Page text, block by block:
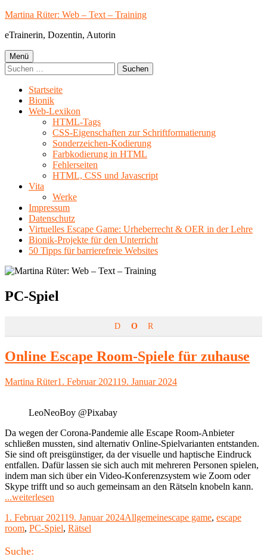
Springe
Inhalt
Martina Rüter: Web – Text – Training
eTrainerin, Dozentin, Autorin
Primäres
Menü
Menü
Suchen
nach:
Startseite
Bionik
Web-Lexikon
HTML-Tags
CSS-Eigenschaften zur Schriftformatierung
Sonderzeichen-Kodierung
Farbkodierung in HTML
Fehlerseiten
HTML, CSS und Javascript
Vita
Werke
Impressum
Datenschutz
Virtuelles Escape Game: Urheberrecht & OER in der Lehre
Bionik-Projekte für den Unterricht
50 Tipps für barrierefreie Websites
Schlagwort:
PC-Spiel
D O R
Online Escape Room-Spiele für zuhause
Autor
Martina RüterVeröffentlicht
1. Februar 202119. Januar 2024
LeoNeoBoy @Pixabay
Da wegen der Corona-Pandemie alle Escape Room-Anbieter
schließen mussten, sind alternativ Online-Spielvarianten entstanden.
Sie sind oft preisgünstiger, da der visuelle und haptische Eindruck
entfallen. Dafür lassen sie sich auch mit mehreren Personen spielen,
indem man sich über ein Video-Konferenzsystem wie Zoom oder
Skype trifft und so auch gemeinsam an den Rätseln knobeln kann.
...weiterlesen
Room-
Spiele
Veröffentlicht
am
1. Februar 202119. Januar 2024Kategorien
AllgemeinSchlagwörter
escape game, escape
room, PC-Spiel, Rätsel
Haupt-
Suche: